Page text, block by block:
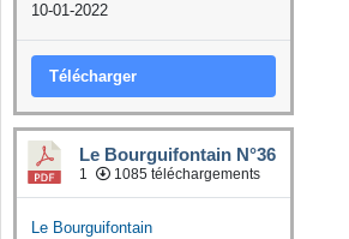
10-01-2022
Télécharger
Le Bourguifontain N°36
1 1085 téléchargements
Le Bourguifontain